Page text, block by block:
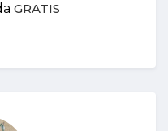
GRATIS